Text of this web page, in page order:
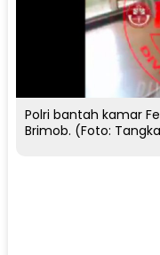
Polri bantah kamar
Brimob. (Foto: